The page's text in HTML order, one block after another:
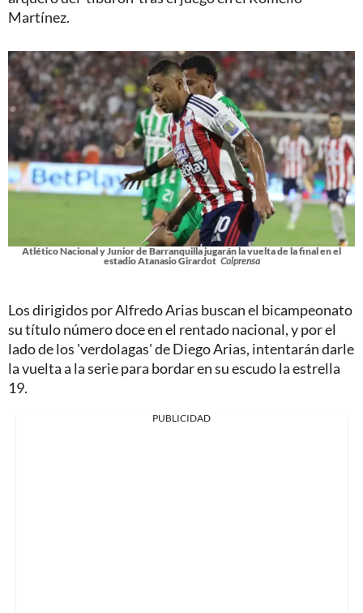
Martínez.
Atlético Nacional y Junior de Barranquilla jugarán la vuelta de la final en el
estadio Atanasio Girardot Colprensa
Los dirigidos por Alfredo Arias buscan el bicampeonato
su título número doce en el rentado nacional, y por el
lado de los 'verdolagas' de Diego Arias, intentarán darle
la vuelta a la serie para bordar en su escudo la estrella
19.
PUBLICIDAD